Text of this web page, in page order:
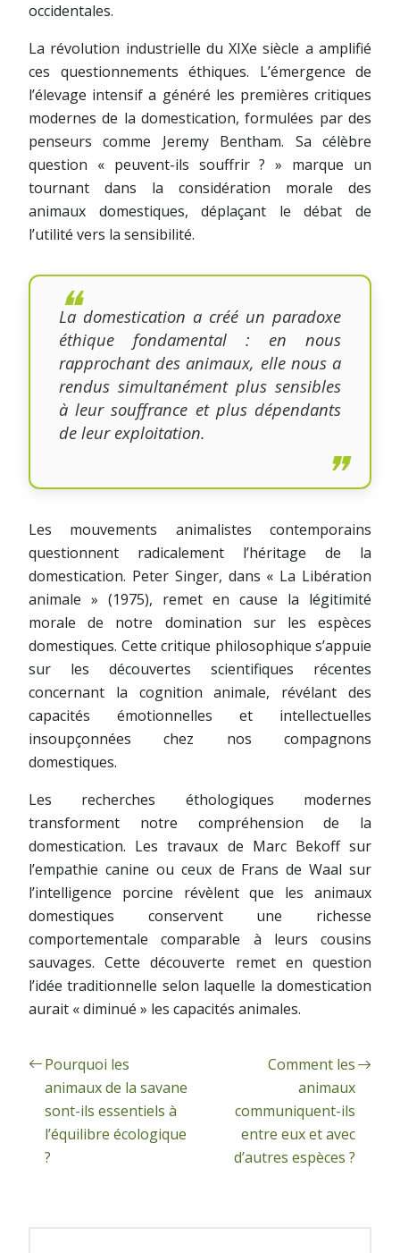
occidentales.
La révolution industrielle du XIXe siècle a amplifié
ces questionnements éthiques. L’émergence de
l’élevage intensif a généré les premières critiques
modernes de la domestication, formulées par des
penseurs comme Jeremy Bentham. Sa célèbre
question « peuvent-ils souffrir ? » marque un
tournant dans la considération morale des
animaux domestiques, déplaçant le débat de
l’utilité vers la sensibilité.
La domestication a créé un paradoxe
éthique fondamental : en nous
rapprochant des animaux, elle nous a
rendus simultanément plus sensibles
à leur souffrance et plus dépendants
de leur exploitation.
Les mouvements animalistes contemporains
questionnent radicalement l’héritage de la
domestication. Peter Singer, dans « La Libération
animale » (1975), remet en cause la légitimité
morale de notre domination sur les espèces
domestiques. Cette critique philosophique s’appuie
sur les découvertes scientifiques récentes
concernant la cognition animale, révélant des
capacités émotionnelles et intellectuelles
insoupçonnées chez nos compagnons
domestiques.
Les recherches éthologiques modernes
transforment notre compréhension de la
domestication. Les travaux de Marc Bekoff sur
l’empathie canine ou ceux de Frans de Waal sur
l’intelligence porcine révèlent que les animaux
domestiques conservent une richesse
comportementale comparable à leurs cousins
sauvages. Cette découverte remet en question
l’idée traditionnelle selon laquelle la domestication
aurait « diminué » les capacités animales.
Pourquoi les
animaux de la savane
sont-ils essentiels à
l’équilibre écologique
?
Comment les
animaux
communiquent-ils
entre eux et avec
d’autres espèces ?